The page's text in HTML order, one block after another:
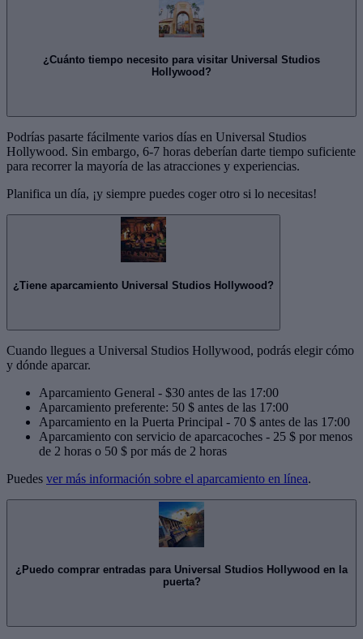
¿Cuánto tiempo necesito para visitar Universal Studios
Hollywood?
Podrías pasarte fácilmente varios días en Universal Studios
Hollywood. Sin embargo, 6-7 horas deberían darte tiempo suficiente
para recorrer la mayoría de las atracciones y experiencias.
Planifica un día, ¡y siempre puedes coger otro si lo necesitas!
¿Tiene aparcamiento Universal Studios Hollywood?
Cuando llegues a Universal Studios Hollywood, podrás elegir cómo
y dónde aparcar.
Aparcamiento General - $30 antes de las 17:00
Aparcamiento preferente: 50 $ antes de las 17:00
Aparcamiento en la Puerta Principal - 70 $ antes de las 17:00
Aparcamiento con servicio de aparcacoches - 25 $ por menos
de 2 horas o 50 $ por más de 2 horas
Puedes ver más información sobre el aparcamiento en línea.
¿Puedo comprar entradas para Universal Studios Hollywood en la
puerta?